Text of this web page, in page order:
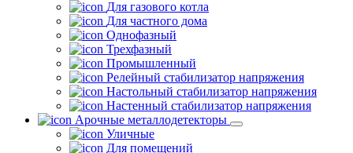
Для газового котла
Для частного дома
Однофазный
Трехфазный
Промышленный
Релейный стабилизатор напряжения
Настольный стабилизатор напряжения
Настенный стабилизатор напряжения
Арочные металлодетекторы
Уличные
Для помещений